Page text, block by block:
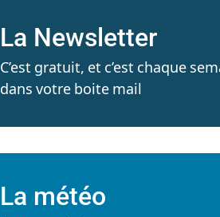
La Newsletter
C’est gratuit, et c’est chaque
dans votre boite mail
La météo